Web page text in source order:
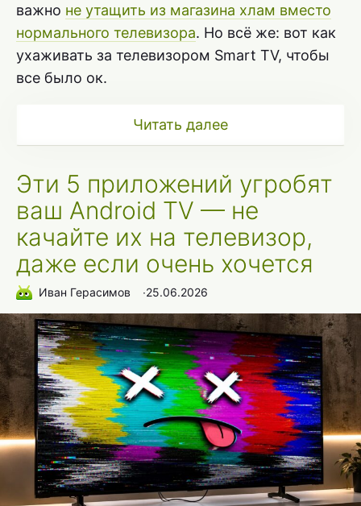
важно не утащить из магазина хлам вместо
нормального телевизора. Но всё же: вот как
ухаживать за телевизором Smart TV, чтобы
все было ок.
Читать далее
Эти 5 приложений угробят
ваш Android TV — не
качайте их на телевизор,
даже если очень хочется
Иван Герасимов ∙25.06.2026